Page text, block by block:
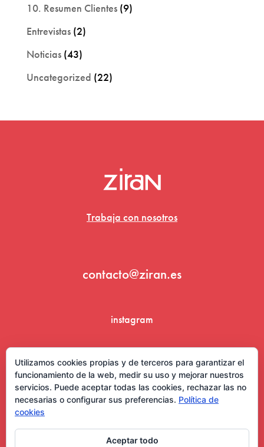
10. Resumen Clientes(9)
Entrevistas(2)
Noticias(43)
Uncategorized (22)
Trabaja con nosotros
contacto@ziran.es
instagram
Utilizamos cookies propias y de terceros para garantizar el
funcionamiento de la web, medir su uso y mejorar nuestros
servicios. Puede aceptar todas las cookies, rechazar las no
necesarias o configurar sus preferencias. Política de
cookies
Aceptar todo